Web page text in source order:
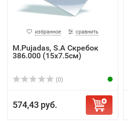
избранное сравнить
M.Pujadas, S.A Скребок
386.000 (15х7.5см)
(0)
574,43 руб.